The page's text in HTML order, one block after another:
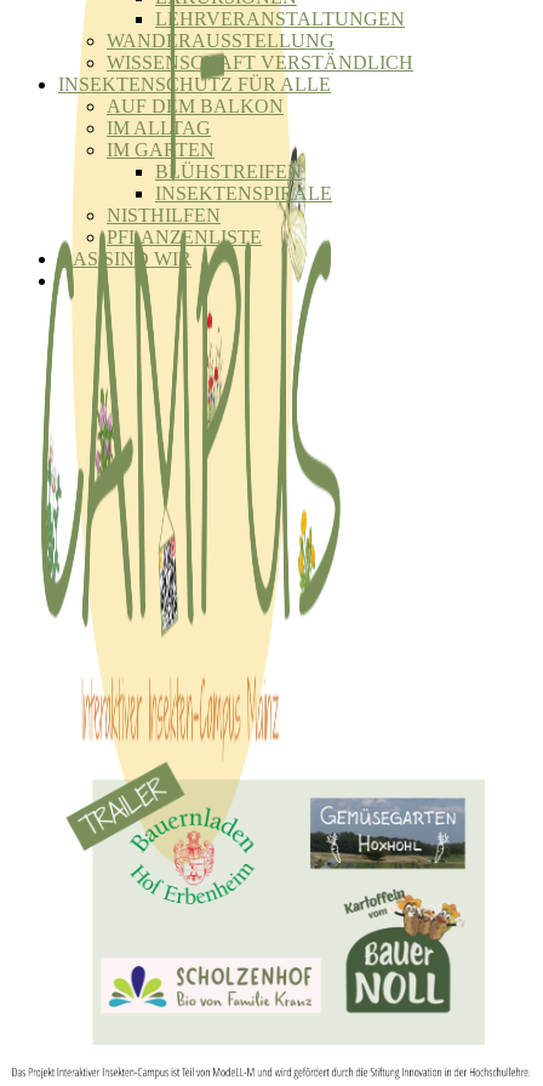
LEHRVERANSTALTUNGEN
WANDERAUSSTELLUNG
WISSENSCHAFT VERSTÄNDLICH
INSEKTENSCHUTZ FÜR ALLE
AUF DEM BALKON
IM ALLTAG
IM GARTEN
BLÜHSTREIFEN
INSEKTENSPIRALE
NISTHILFEN
PFLANZENLISTE
DAS SIND WIR
00:00